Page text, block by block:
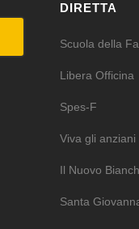
DIRETTA
Scuola della
Libera Officina
Spes-F
Viva gli anziani
Il Nuovo
Santa